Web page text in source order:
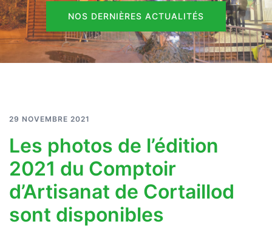
NOS DERNIÈRES ACTUALITÉS
29 NOVEMBRE 2021
Les photos de l’édition
2021 du Comptoir
d’Artisanat de Cortaillod
sont disponibles